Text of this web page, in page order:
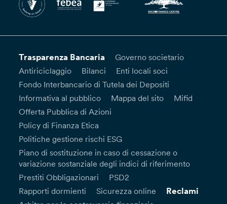
Trasparenza Bancaria
Governo societario
Antiriciclaggio
Bilanci
Enti locali soci
Fondo Interbancario di Tutela dei Depositi
Informativa al pubblico
Mappa del sito
Mifid
Offerta Pubblica di Azioni
Policy di Finanza Etica
Politiche gestione rischi ESG
Piano di sostituzione in caso di cessazione o
variazione sostanziale degli indici di riferimento
Prestiti Obbligazionari
PSD2
Rapporti dormienti
Sicurezza online Reclami